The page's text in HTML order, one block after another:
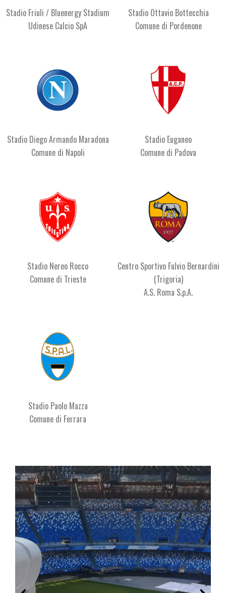
Stadio Friuli / Bluenergy Stadium
Udinese Calcio SpA
Stadio Ottavio Bottecchia
Comune di Pordenone
Stadio Diego Armando Maradona
Comune di Napoli
Stadio Euganeo
Comune di Padova
Stadio Nereo Rocco
Comune di Trieste
Centro Sportivo Fulvio Bernardini
(Trigoria)
A.S. Roma S.p.A.
Stadio Paolo Mazza
Comune di Ferrara